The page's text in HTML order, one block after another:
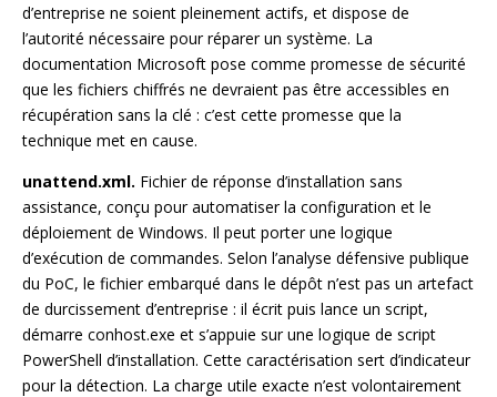
d’entreprise ne soient pleinement actifs, et dispose de
l’autorité nécessaire pour réparer un système. La
documentation Microsoft pose comme promesse de sécurité
que les fichiers chiffrés ne devraient pas être accessibles en
récupération sans la clé : c’est cette promesse que la
technique met en cause.
unattend.xml. Fichier de réponse d’installation sans
assistance, conçu pour automatiser la configuration et le
déploiement de Windows. Il peut porter une logique
d’exécution de commandes. Selon l’analyse défensive publique
du PoC, le fichier embarqué dans le dépôt n’est pas un artefact
de durcissement d’entreprise : il écrit puis lance un script,
démarre conhost.exe et s’appuie sur une logique de script
PowerShell d’installation. Cette caractérisation sert d’indicateur
pour la détection. La charge utile exacte n’est volontairement